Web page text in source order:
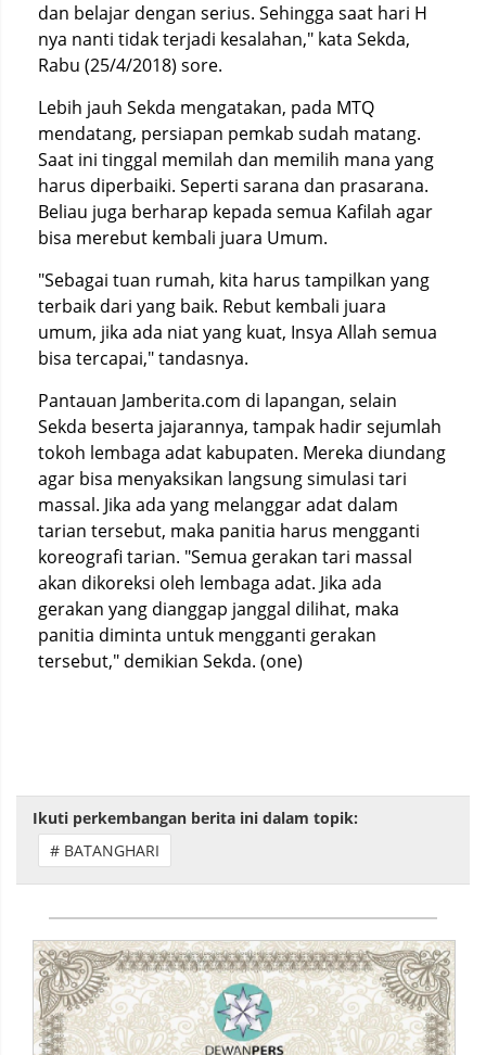
dan belajar dengan serius. Sehingga saat hari H
nya nanti tidak terjadi kesalahan," kata Sekda,
Rabu (25/4/2018) sore.
Lebih jauh Sekda mengatakan, pada MTQ
mendatang, persiapan pemkab sudah matang.
Saat ini tinggal memilah dan memilih mana yang
harus diperbaiki. Seperti sarana dan prasarana.
Beliau juga berharap kepada semua Kafilah agar
bisa merebut kembali juara Umum.
"Sebagai tuan rumah, kita harus tampilkan yang
terbaik dari yang baik. Rebut kembali juara
umum, jika ada niat yang kuat, Insya Allah semua
bisa tercapai," tandasnya.
Pantauan Jamberita.com di lapangan, selain
Sekda beserta jajarannya, tampak hadir sejumlah
tokoh lembaga adat kabupaten. Mereka diundang
agar bisa menyaksikan langsung simulasi tari
massal. Jika ada yang melanggar adat dalam
tarian tersebut, maka panitia harus mengganti
koreografi tarian. "Semua gerakan tari massal
akan dikoreksi oleh lembaga adat. Jika ada
gerakan yang dianggap janggal dilihat, maka
panitia diminta untuk mengganti gerakan
tersebut," demikian Sekda. (one)
Ikuti perkembangan berita ini dalam topik:
# BATANGHARI